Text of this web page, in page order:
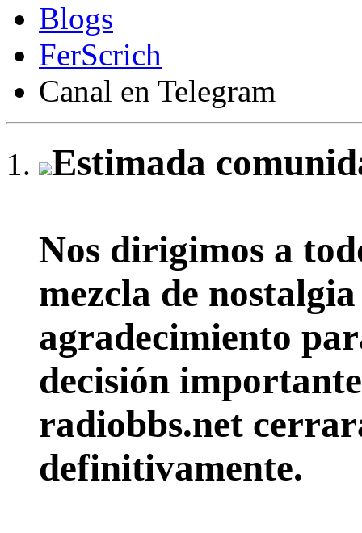
Blogs
FerScrich
Canal en Telegram
Estimada
Nos dirigimos a
mezcla de
agradecimiento
decisión
radiobbs.net
definitivamente.